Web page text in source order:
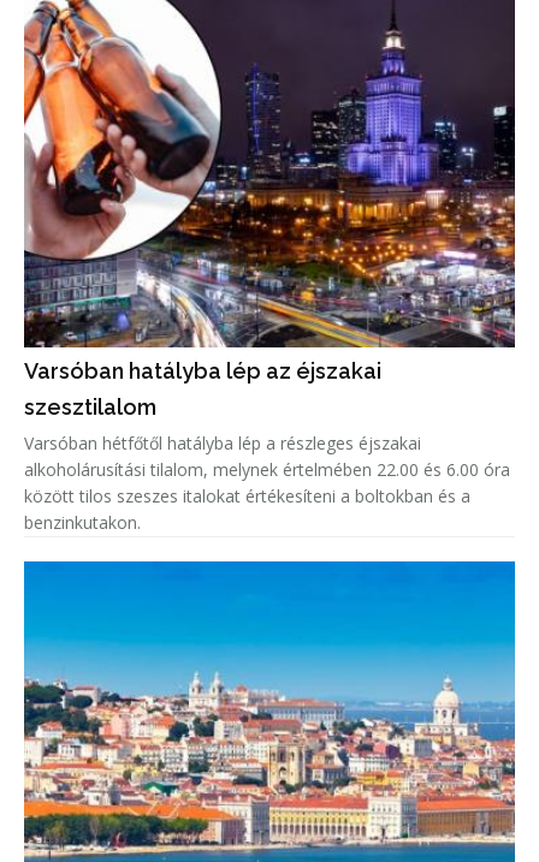
Varsóban hatályba lép az éjszakai
szesztilalom
Varsóban hétfőtől hatályba lép a részleges éjszakai
alkoholárusítási tilalom, melynek értelmében 22.00 és 6.00 óra
között tilos szeszes italokat értékesíteni a boltokban és a
benzinkutakon.